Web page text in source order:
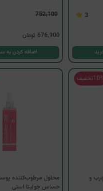
3
752,100
676,900 تومان
اضافه کردن به
تخفیف
و
محلول مرطوب‌کننده
حساس جولیتا استی